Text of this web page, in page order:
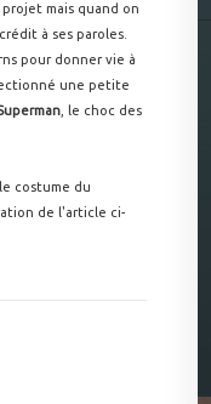
projet mais quand on
à ses paroles.
pour donner vie à
une petite
, le choc des
costume du
de l'article ci-